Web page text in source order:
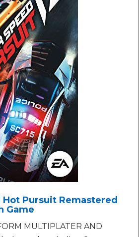
Hot Pursuit Remastered
Game
MULTIPLATER AND